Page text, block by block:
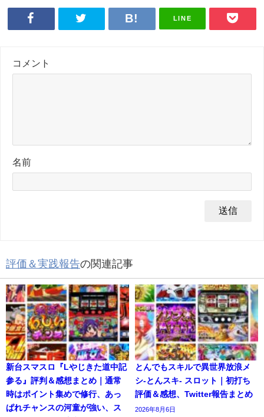
LINE
コメント
名前
評価＆実践報告の関連記事
新台スマスロ『Lやじきた道中記
参る』評判＆感想まとめ｜通常
時はポイント集めで修行、あっ
ぱれチャンスの河童が強い、ス
とんでもスキルで異世界放浪メ
シ-とんスキ- スロット｜初打ち
評価＆感想、Twitter報告まとめ
2026年8月6日